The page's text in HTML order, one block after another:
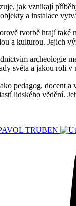
jak vznikají
a instalace
tvorbě hrají také
a kulturou. Jejich
archeologie
světa a jakou roli v
pedagog, docent
lidského vědění.